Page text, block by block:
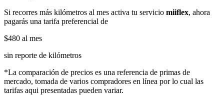
Si recorres más kilómetros al mes activa tu servicio miiflex, ahora
pagarás una tarifa preferencial de
$480 al mes
sin reporte de kilómetros
*La comparación de precios es una referencia de primas de
mercado, tomada de varios compradores en línea por lo cual las
tarifas aqui presentadas pueden variar.